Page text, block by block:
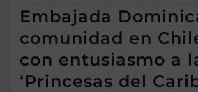
Embajada
comunidad en
con entusiasmo a
‘Princesas del